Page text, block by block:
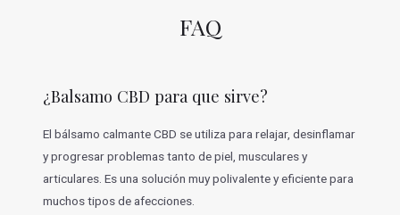
i
o
e
s
FAQ
¿Balsamo CBD para que sirve?
El bálsamo calmante CBD se utiliza para relajar, desinflamar
y progresar problemas tanto de piel, musculares y
articulares. Es una solución muy polivalente y eficiente para
muchos tipos de afecciones.